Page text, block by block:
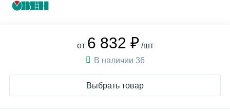
от 6 832 ₽ /шт
В наличии 36
Выбрать товар